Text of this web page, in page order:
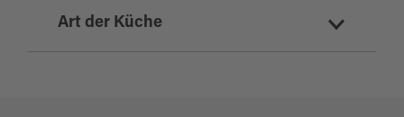
Art der Küche